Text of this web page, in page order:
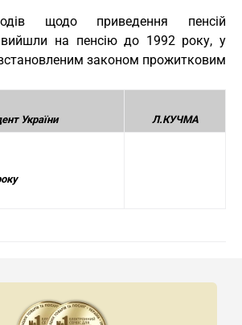
щодо приведення пенсій
вийшли на пенсію до 1992 року, у
встановленим законом прожитковим
України Л.КУЧМА